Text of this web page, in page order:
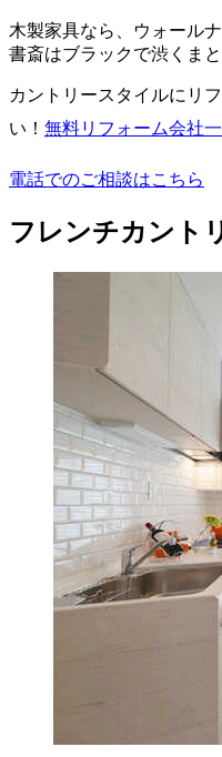
木製家具なら、ウォール
書斎はブラックで渋くま
カントリースタイルにリ
い！ 無料リフォーム会社
電話でのご相談はこちら
フレンチカント